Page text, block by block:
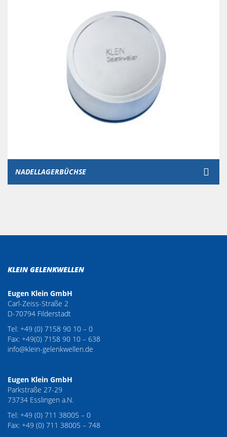
NADELLAGERBÜCHSE
KLEIN GELENKWELLEN
Eugen Klein GmbH
Carl-Zeiss-Straße 2
D-70794 Filderstadt
Tel: +49 (0) 7158 90 10 – 0
Fax: +49(0) 7158 90 10 – 638
info@klein-gelenkwellen.de
Eugen Klein GmbH
Parkstraße 27-29
73734 Esslingen a.N.
Tel: +49 (0) 711 38005 – 0
Fax: +49 (0) 711 38005 – 748